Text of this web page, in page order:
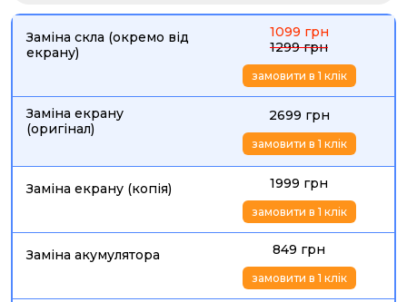
Заміна скла (окремо від
екрану)
1099 грн
1299 грн
замовити в 1 клік
Заміна екрану
(оригінал)
2699 грн
замовити в 1 клік
Заміна екрану (копія) 1999 грн
замовити в 1 клік
Заміна акумулятора 849 грн
замовити в 1 клік